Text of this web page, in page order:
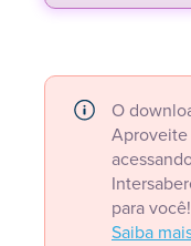
O
para você!
Saiba